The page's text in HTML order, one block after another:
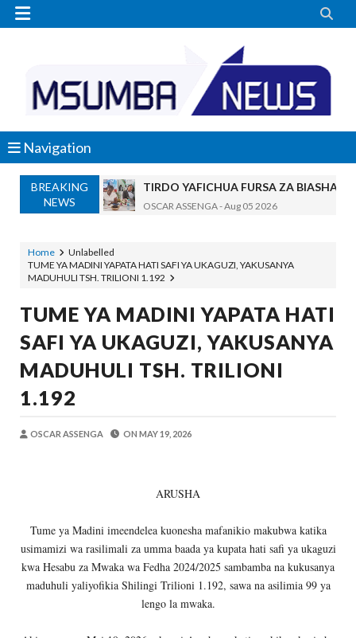
 
Navigation
BREAKING
NEWS
TIRDO YAFICHUA FURSA ZA
OSCAR ASSENGA-Aug 05 2026
Alex Sonna
BARRICK NORTH MARA YAZIDI
WAKULIMA, WAFUGAJI, WAVUVI
MSUMBA-Aug 05 2026
Shamba Langu La Hekari Kumi
Zawadi - Aug 05 2026
MSUMBA Aug 05 2026
TANZANIA KUNUFAIKA NA SH. BILIONI
OSCAR ASSENGA- Aug 05 2026
Home
Unlabelled
TUME YA MADINI YAPATA HATI SAFI YA UKAGUZI, YAKUSANYA
MADUHULI TSH. TRILIONI 1.192
TUME YA MADINI YAPATA HATI
SAFI YA UKAGUZI, YAKUSANYA
MADUHULI TSH. TRILIONI
1.192
OSCAR ASSENGA ON MAY 19, 2026
ARUSHA
Tume ya Madini imeendelea kuonesha mafanikio makubwa katika
usimamizi wa rasilimali za umma baada ya kupata hati safi ya ukaguzi
kwa Hesabu za Mwaka wa Fedha 2024/2025 sambamba na kukusanya
maduhuli yaliyofikia Shilingi Trilioni 1.192, sawa na asilimia 99 ya
lengo la mwaka.